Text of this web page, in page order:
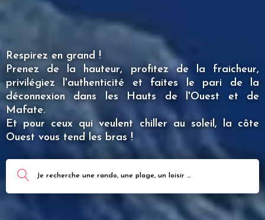
Respirez en grand !
Prenez de la hauteur, profitez de la fraicheur,
privilégiez l'authenticité et faites le pari de la
déconnexion dans les Hauts de l'Ouest et de
Mafate.
Et pour ceux qui veulent chiller au soleil, la côte
Ouest vous tend les bras !
Je recherche une rando, une plage, un loisir ...